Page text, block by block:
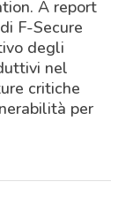
A report
F-Secure
degli
nel
critiche
per